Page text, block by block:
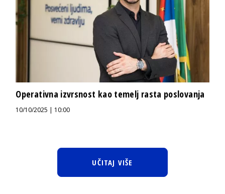
Operativna izvrsnost kao temelj rasta poslovanja
10/10/2025 | 10:00
UČITAJ VIŠE